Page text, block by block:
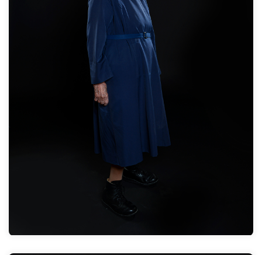
Meine Mutter war eine sehr gläubige Frau und sie
sagte, „Wenn dies dein Weg ist, dann geh“. Ich bin
meinen Weg bis dahin gegangen.
Zum Interview